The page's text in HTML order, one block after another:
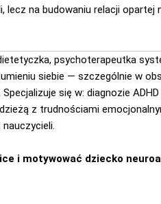
lecz na budowaniu relacji opartej
psychoterapeutka
siebie — szczególnie w
się w: diagnozie
z trudnościami
i motywować dziecko